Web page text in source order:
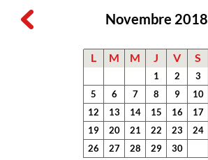
Novembre 2018
L M M J V S
1 2 3
5
6 7 8 9 10
12
13 14 15 16 17
19
20 21 22 23 24
26
27 28 29 30